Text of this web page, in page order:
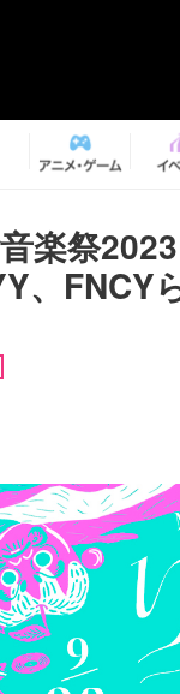
音楽祭
、FNCY